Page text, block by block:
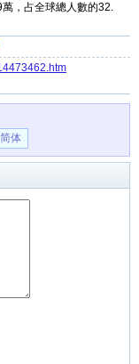
，占全球總人數的32.
体